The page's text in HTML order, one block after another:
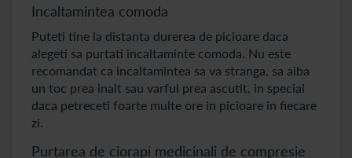
Incaltamintea comoda
Puteti tine la distanta durerea de picioare daca
alegeti sa purtati incaltaminte comoda. Nu este
recomandat ca incaltamintea sa va stranga, sa aiba
un toc prea inalt sau varful prea ascutit, in special
daca petreceti foarte multe ore in picioare in fiecare
zi.
Purtarea de ciorapi medicinali de compresie